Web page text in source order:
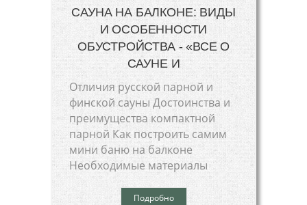
САУНА НА БАЛКОНЕ: ВИДЫ
И ОСОБЕННОСТИ
ОБУСТРОЙСТВА - «ВСЕ О
САУНЕ И
Отличия русской парной и
финской сауны Достоинства и
преимущества компактной
парной Как построить самим
мини баню на балконе
Необходимые материалы
Подробно